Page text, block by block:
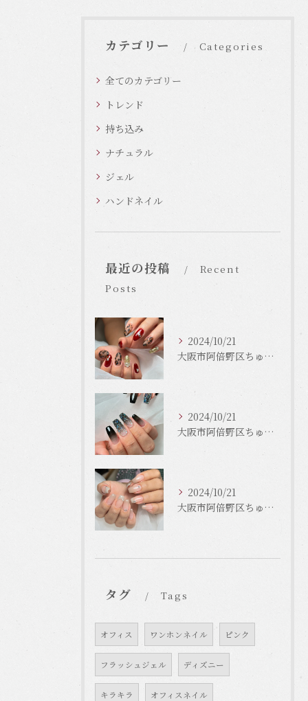
カテゴリー Categories
全てのカテゴリー
トレンド
持ち込み
ナチュラル
ジェル
ハンドネイル
最近の投稿
Recent
Posts
2024/10/21
大阪市阿倍野区ちゅるんネイルはLinonail
2024/10/21
大阪市阿倍野区ちゅるんネイルはLinonail
2024/10/21
大阪市阿倍野区ちゅるんネイルはLinonail
タグ Tags
オフィス ワンホンネイル ピンク
フラッシュジェル ディズニー
キラキラ オフィスネイル